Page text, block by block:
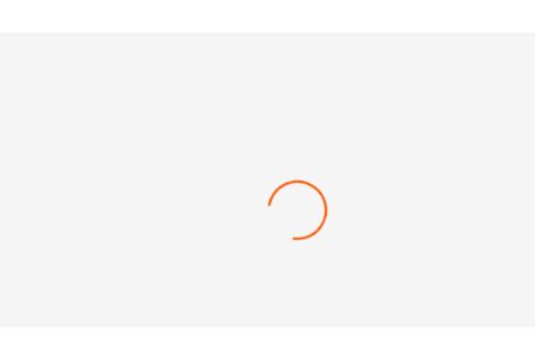
AJOUTER AU PANIER